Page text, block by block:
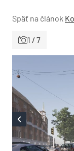
Späť na článok
1 / 7